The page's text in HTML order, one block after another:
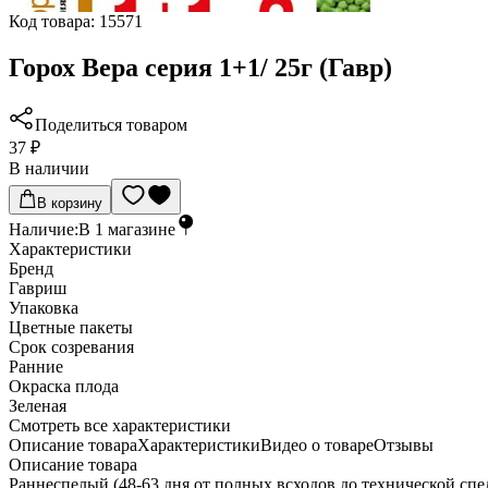
Код товара: 15571
Горох Вера серия 1+1/ 25г (Гавр)
Поделиться товаром
37 ₽
В наличии
В корзину
Наличие:В 1 магазине
Характеристики
Бренд
Гавриш
Упаковка
Цветные пакеты
Срок созревания
Ранние
Окраска плода
Зеленая
Cмотреть все характеристики
Описание товараХарактеристикиВидео о товареОтзывы
Описание товара